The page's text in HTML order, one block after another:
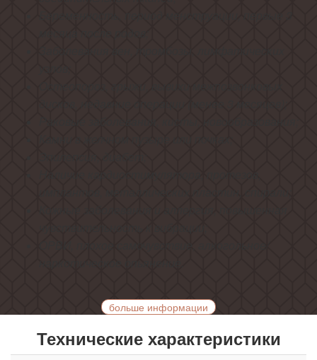
больше информации
Технические характеристики